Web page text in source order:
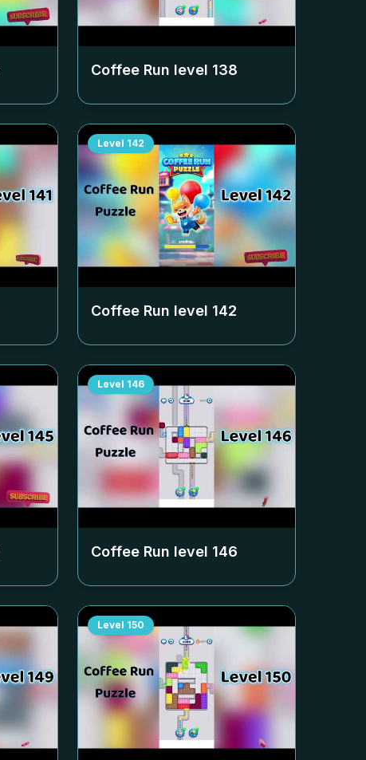
Coffee Run level 138
Level 142
Coffee Run level 142
Level 146
Coffee Run level 146
Level 150